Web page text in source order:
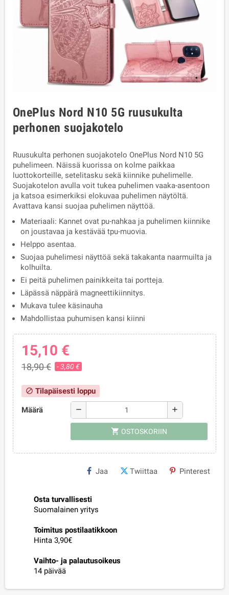
OnePlus Nord N10 5G ruusukulta
perhonen suojakotelo
Ruusukulta perhonen suojakotelo OnePlus Nord N10 5G
puhelimeen. Näissä kuorissa on kolme paikkaa
luottokorteille, setelitasku sekä kiinnike puhelimelle.
Suojakotelon avulla voit tukea puhelimen vaaka-asentoon
ja katsoa esimerkiksi elokuvaa puhelimen näytöltä.
Avattava kansi suojaa puhelimen näyttöä.
Materiaali: Kannet ovat pu-nahkaa ja puhelimen kiinnike
on joustavaa ja kestävää tpu-muovia.
Helppo asentaa.
Suojaa puhelimesi näyttöä sekä takakanta naarmuilta ja
kolhuilta.
Ei peitä puhelimen painikkeita tai portteja.
Läpässä näppärä magneettikiinnitys.
Mukava tulee käsinauha
Mahdollistaa puhumisen kansi kiinni
15,10 €
18,90 € - 3,80 €
block Tilapäisesti loppu
Määrä remove add
shopping_cart OSTOSKORIIN
Jaa Twiittaa Pinterest
Osta turvallisesti
Suomalainen yritys
Toimitus postilaatikkoon
Hinta 3,90€
Vaihto- ja palautusoikeus
14 päivää